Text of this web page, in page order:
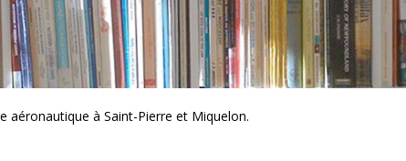
aéronautique à Saint-Pierre et Miquelon.